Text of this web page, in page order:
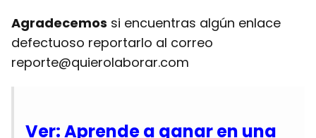
Agradecemos si encuentras algún enlace
defectuoso reportarlo al correo
reporte@quierolaborar.com
Ver: Aprende a ganar en una